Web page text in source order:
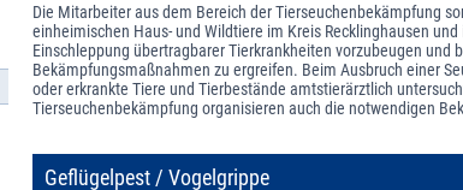
Die Mitarbeiter aus dem Bereich der Tierseuchenbekämpfung
einheimischen Haus- und Wildtiere im Kreis Recklinghausen
Einschleppung übertragbarer Tierkrankheiten vorzubeugen und
Bekämpfungsmaßnahmen zu ergreifen. Beim Ausbruch einer
oder erkrankte Tiere und Tierbestände amtstierärztlich
Tierseuchenbekämpfung organisieren auch die notwendigen
Geflügelpest / Vogelgrippe